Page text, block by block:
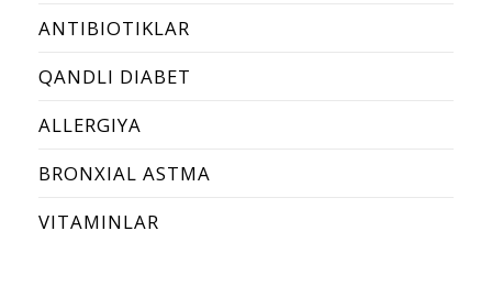
ANTIBIOTIKLAR
QANDLI DIABET
ALLERGIYA
BRONХIAL ASTMA
VITAMINLAR